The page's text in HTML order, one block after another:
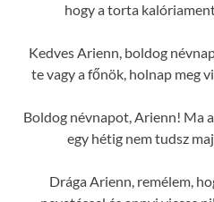
hogy a torta
Kedves Arienn, boldog
te vagy a főnök, holnap meg
Boldog névnapot, Arienn! Ma
egy hétig nem tudsz
Drága Arienn, remélem,